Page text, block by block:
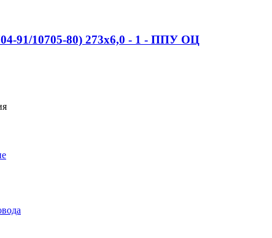
91/10705-80) 273x6,0 - 1 - ППУ ОЦ